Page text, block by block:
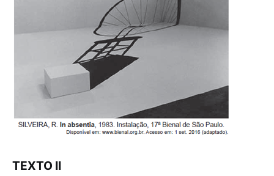
TEXTO II